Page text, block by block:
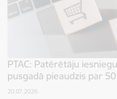
PTAC: Patērētāju
pusgadā pieaudzis par 50
20.07.2026.